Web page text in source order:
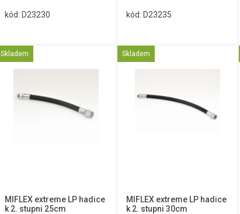
kód: D23230 kód: D23235
Skladem
MIFLEX extreme LP hadice
k 2. stupni 25cm
Skladem
MIFLEX extreme LP hadice
k 2. stupni 30cm